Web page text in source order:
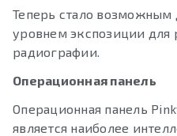
Теперь стало
уровнем экспозиции для
радиографии.
Операционная панель
Операционная панель
является наиболее